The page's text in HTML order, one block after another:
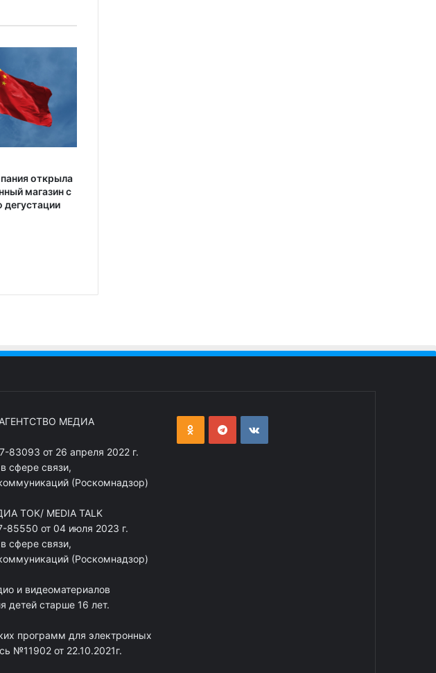
открыла
магазин с
МЕДИА
от 26 апреля 2022 г.
сфере связи,
(Роскомнадзор)
ТОК/ MEDIA TALK
от 04 июля 2023 г.
сфере связи,
(Роскомнадзор)
и видеоматериалов
детей старше 16 лет.
программ для электронных
№11902 от 22.10.2021г.